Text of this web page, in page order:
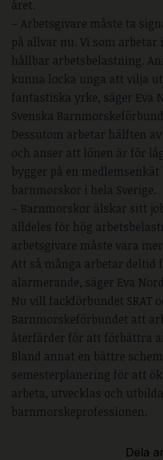
året.
– Arbetsgivare måste ta
på allvar nu. Vi som arbetar
hållbar arbetsbelastning.
kunna locka unga att vilja
fantastiska yrke, säger Eva
Svenska
Dessutom arbetar hälften
och anser att lönen är för
bygger på en
barnmorskor i hela Sverige.
– Barnmorskor älskar sitt
alldeles för hög
arbetsgivare måste vara
Att så många arbetar deltid
alarmerande, säger Eva
Nu vill fackförbundet SRAT
Barnmorskeförbundet att
återfärder för att förbättra
Bland annat en bättre
semesterplanering för att
arbeta, utvecklas och
barnmorskeprofessionen.
Dela